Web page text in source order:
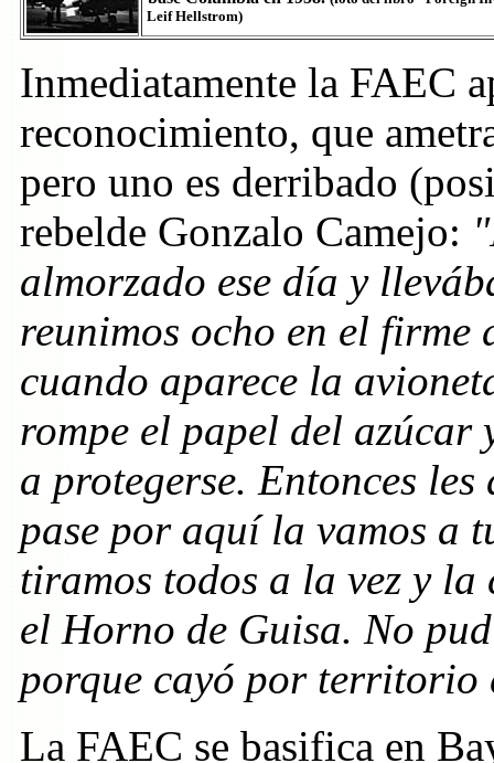
Leif Hellstrom)
Inmediatamente la FAEC
reconocimiento, que
pero uno es derribado
rebelde Gonzalo Camejo:
almorzado ese día y
reunimos ocho en el firme
cuando aparece la
rompe el papel del
a protegerse. Entonces
pase por aquí la vamos a
tiramos todos a la vez y
el Horno de Guisa. No
porque cayó por territorio
La FAEC se basifica en